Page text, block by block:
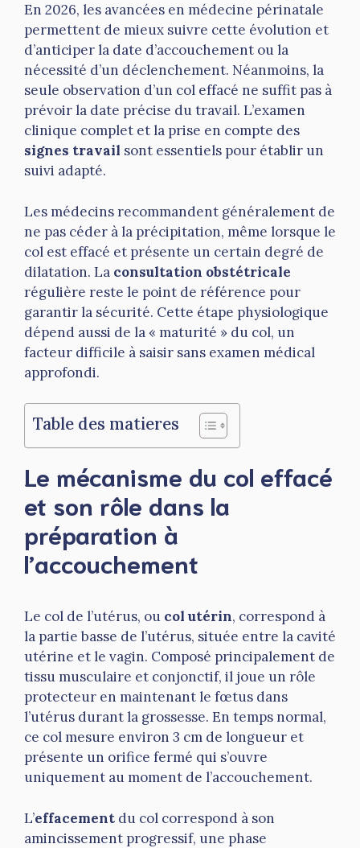
En 2026, les avancées en médecine périnatale
permettent de mieux suivre cette évolution et
d’anticiper la date d’accouchement ou la
nécessité d’un déclenchement. Néanmoins, la
seule observation d’un col effacé ne suffit pas à
prévoir la date précise du travail. L’examen
clinique complet et la prise en compte des
signes travail sont essentiels pour établir un
suivi adapté.
Les médecins recommandent généralement de
ne pas céder à la précipitation, même lorsque le
col est effacé et présente un certain degré de
dilatation. La consultation obstétricale
régulière reste le point de référence pour
garantir la sécurité. Cette étape physiologique
dépend aussi de la « maturité » du col, un
facteur difficile à saisir sans examen médical
approfondi.
Table des matieres
Le mécanisme du col effacé
et son rôle dans la
préparation à
l’accouchement
Le col de l’utérus, ou col utérin, correspond à
la partie basse de l’utérus, située entre la cavité
utérine et le vagin. Composé principalement de
tissu musculaire et conjonctif, il joue un rôle
protecteur en maintenant le fœtus dans
l’utérus durant la grossesse. En temps normal,
ce col mesure environ 3 cm de longueur et
présente un orifice fermé qui s’ouvre
uniquement au moment de l’accouchement.
L’effacement du col correspond à son
amincissement progressif, une phase